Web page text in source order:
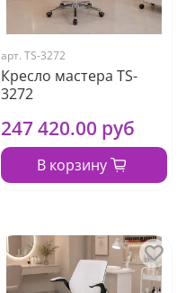
арт. TS-3272
Кресло мастера TS-
3272
247 420.00 руб
В корзину